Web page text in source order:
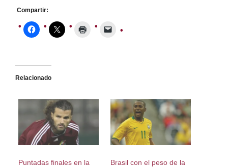
Compartir:
Relacionado
Puntadas finales en la
Brasil con el peso de la